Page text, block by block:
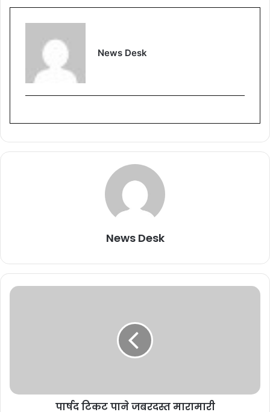
News Desk
News Desk
पार्षद टिकट पाने जबरदस्त मारामारी